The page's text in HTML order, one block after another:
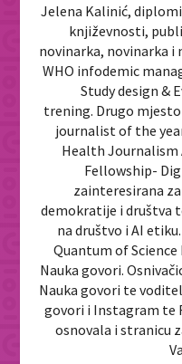
Jelena Kalinić,
književnosti,
novinarka, novinarka i
WHO infodemic
Study design &
trening. Drugo mjesto
journalist of the
Health Journalism
Fellowship-
zainteresirana
demokratije i društva
na društvo i AI
Quantum of
Nauka govori.
Nauka govori te
govori i Instagram te
osnovala i stranicu